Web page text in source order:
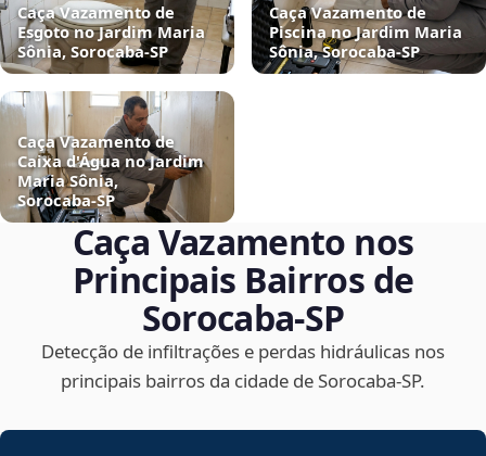
Caça Vazamento de
Esgoto no Jardim Maria
Sônia, Sorocaba‑SP
Caça Vazamento de
Piscina no Jardim Maria
Sônia, Sorocaba‑SP
Caça Vazamento de
Caixa d'Água no Jardim
Maria Sônia,
Sorocaba‑SP
Caça Vazamento nos
Principais Bairros de
Sorocaba‑SP
Detecção de infiltrações e perdas hidráulicas nos
principais bairros da cidade de Sorocaba‑SP.